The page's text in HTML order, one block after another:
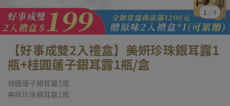
1 / 4
【好事成雙2入禮盒】美妍珍珠銀耳露1
瓶+桂圓蓮子銀耳露1瓶/盒
桂圓蓮子銀耳露1瓶
美妍珍珠銀耳露1瓶